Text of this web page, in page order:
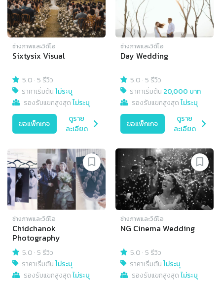
ช่างภาพและวิดีโอ
Sixtysix Visual
5.0 · 5 รีวิว
ราคาเริ่มต้นไม่ระบุ
รองรับแขกสูงสุดไม่ระบุ
ขอแพ็กเกจ
ดูราย
ละเอียด
ช่างภาพและวิดีโอ
Day Wedding
5.0 · 5 รีวิว
ราคาเริ่มต้น 20,000 บาท
รองรับแขกสูงสุดไม่ระบุ
ขอแพ็กเกจ
ดูราย
ละเอียด
ช่างภาพและวิดีโอ
Chidchanok
Photography
5.0 · 5 รีวิว
ราคาเริ่มต้นไม่ระบุ
รองรับแขกสูงสุดไม่ระบุ
ช่างภาพและวิดีโอ
NG Cinema Wedding
5.0 · 5 รีวิว
ราคาเริ่มต้นไม่ระบุ
รองรับแขกสูงสุดไม่ระบุ